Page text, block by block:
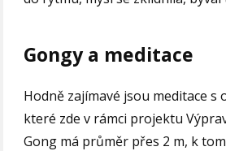
Gongy a meditace
Hodně zajímavé jsou meditace s
které zde v rámci projektu
Gong má průměr přes 2 m, k